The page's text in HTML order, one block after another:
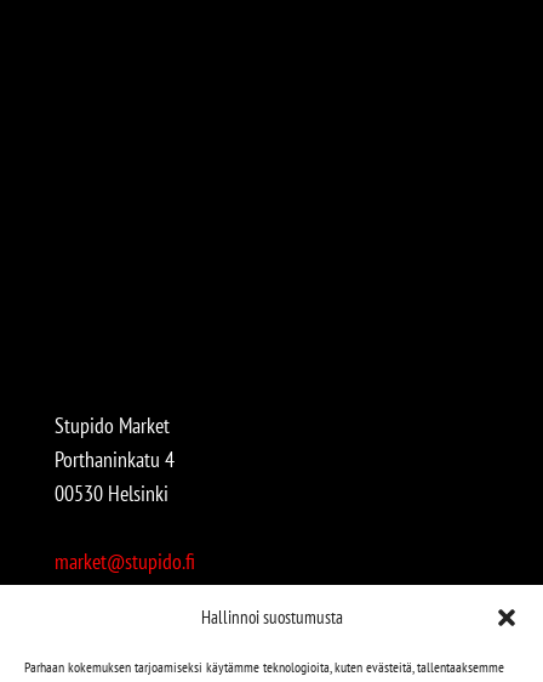
Hallinnoi suostumusta
Parhaan kokemuksen tarjoamiseksi käytämme teknologioita, kuten evästeitä, tallentaaksemme
Stupido Market
Porthaninkatu 4
00530 Helsinki
market@stupido.fi
Avoinna: